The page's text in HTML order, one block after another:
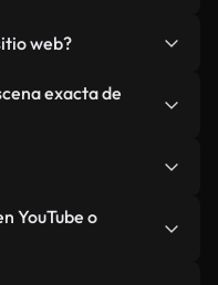
generados
web?
optimizadas
para uso de
exacta de
"Bob Marley al
segundos
en nuestra
siempre se
YouTube o